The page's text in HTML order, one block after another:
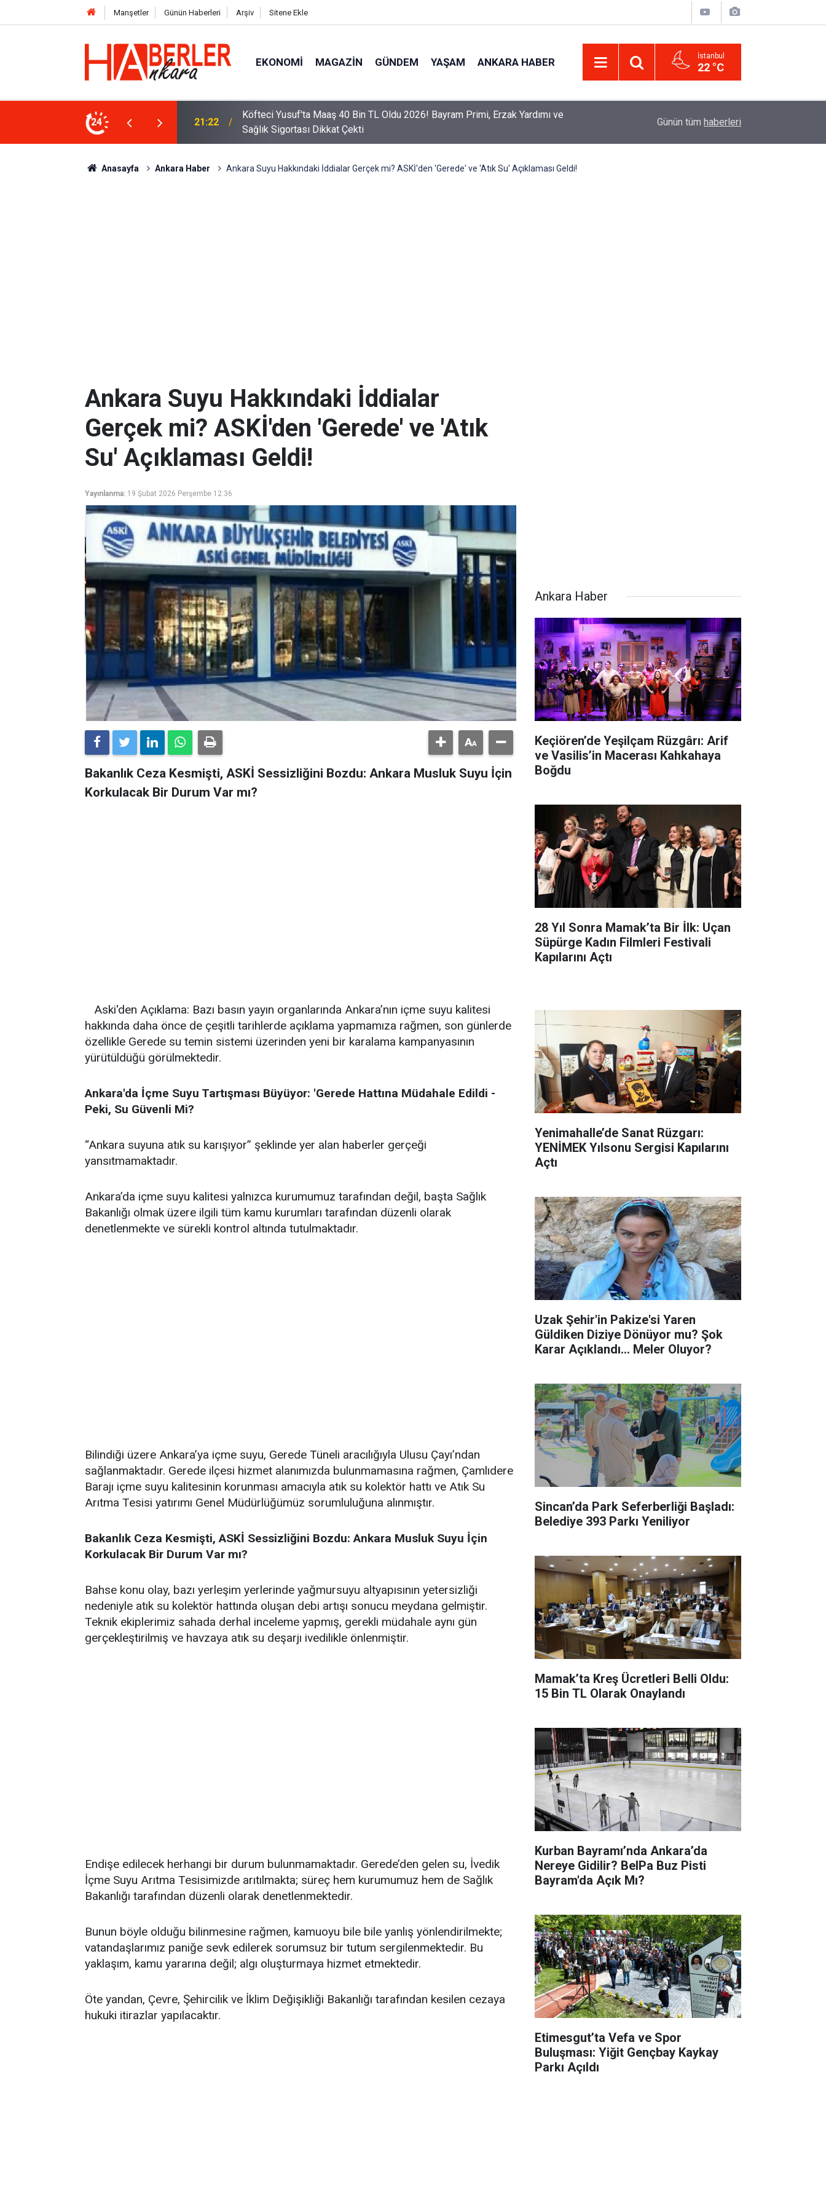
Manşetler Günün Haberleri Arşiv Sitene Ekle
EKONOMI MAGAZIN GÜNDEM YAŞAM ANKARA HABER İstanbul
22 °C
24
2026! Bayram Primi, Erzak Yardımı ve
12:33 Sürücüler Dikkat! Yeni Dönemde 3 İhlal Ehliyet İptaline Neden Olacak
Uzadı, Ödeme Kuralları Değişti
Günün tüm haberleri
Anasayfa Ankara Haber Ankara Suyu Hakkındaki İddialar Gerçek mi? ASKİ'den 'Gerede' ve 'Atık Su' Açıklaması Geldi!
Ankara Suyu Hakkındaki İddialar
Gerçek mi? ASKİ'den 'Gerede' ve 'Atık
Su' Açıklaması Geldi!
Yayınlanma: 19 Şubat 2026 Perşembe 12:36
Bakanlık Ceza Kesmişti, ASKİ Sessizliğini Bozdu: Ankara Musluk Suyu İçin
Korkulacak Bir Durum Var mı?
Aski'den Açıklama: Bazı basın yayın organlarında Ankara’nın içme suyu kalitesi
hakkında daha önce de çeşitli tarihlerde açıklama yapmamıza rağmen, son günlerde
özellikle Gerede su temin sistemi üzerinden yeni bir karalama kampanyasının
yürütüldüğü görülmektedir.
Ankara'da İçme Suyu Tartışması Büyüyor: 'Gerede Hattına Müdahale Edildi -
Peki, Su Güvenli Mi?
“Ankara suyuna atık su karışıyor” şeklinde yer alan haberler gerçeği
yansıtmamaktadır.
Ankara’da içme suyu kalitesi yalnızca kurumumuz tarafından değil, başta Sağlık
Bakanlığı olmak üzere ilgili tüm kamu kurumları tarafından düzenli olarak
denetlenmekte ve sürekli kontrol altında tutulmaktadır.
Bilindiği üzere Ankara’ya içme suyu, Gerede Tüneli aracılığıyla Ulusu Çayı’ndan
sağlanmaktadır. Gerede ilçesi hizmet alanımızda bulunmamasına rağmen, Çamlıdere
Barajı içme suyu kalitesinin korunması amacıyla atık su kolektör hattı ve Atık Su
Arıtma Tesisi yatırımı Genel Müdürlüğümüz sorumluluğuna alınmıştır.
Bakanlık Ceza Kesmişti, ASKİ Sessizliğini Bozdu: Ankara Musluk Suyu İçin
Korkulacak Bir Durum Var mı?
Bahse konu olay, bazı yerleşim yerlerinde yağmursuyu altyapısının yetersizliği
nedeniyle atık su kolektör hattında oluşan debi artışı sonucu meydana gelmiştir.
Teknik ekiplerimiz sahada derhal inceleme yapmış, gerekli müdahale aynı gün
gerçekleştirilmiş ve havzaya atık su deşarjı ivedilikle önlenmiştir.
Endişe edilecek herhangi bir durum bulunmamaktadır. Gerede’den gelen su, İvedik
İçme Suyu Arıtma Tesisimizde arıtılmakta; süreç hem kurumumuz hem de Sağlık
Bakanlığı tarafından düzenli olarak denetlenmektedir.
Bunun böyle olduğu bilinmesine rağmen, kamuoyu bile bile yanlış yönlendirilmekte;
vatandaşlarımız paniğe sevk edilerek sorumsuz bir tutum sergilenmektedir. Bu
yaklaşım, kamu yararına değil; algı oluşturmaya hizmet etmektedir.
Öte yandan, Çevre, Şehircilik ve İklim Değişikliği Bakanlığı tarafından kesilen cezaya
hukuki itirazlar yapılacaktır.
Ankara Haber
Keçiören’de Yeşilçam Rüzgârı: Arif
ve Vasilis’in Macerası Kahkahaya
Boğdu
28 Yıl Sonra Mamak’ta Bir İlk: Uçan
Süpürge Kadın Filmleri Festivali
Kapılarını Açtı
Yenimahalle’de Sanat Rüzgarı:
YENİMEK Yılsonu Sergisi Kapılarını
Açtı
Uzak Şehir'in Pakize'si Yaren
Güldiken Diziye Dönüyor mu? Şok
Karar Açıklandı... Meler Oluyor?
Sincan’da Park Seferberliği Başladı:
Belediye 393 Parkı Yeniliyor
Mamak’ta Kreş Ücretleri Belli Oldu:
15 Bin TL Olarak Onaylandı
Kurban Bayramı’nda Ankara’da
Nereye Gidilir? BelPa Buz Pisti
Bayram'da Açık Mı?
Etimesgut’ta Vefa ve Spor
Buluşması: Yiğit Gençbay Kaykay
Parkı Açıldı